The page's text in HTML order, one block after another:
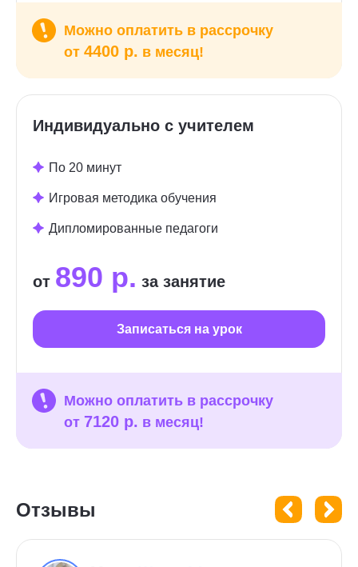
Можно оплатить в рассрочку
от 4400 р. в месяц!
Индивидуально с учителем
По 20 минут
Игровая методика обучения
Дипломированные педагоги
от 890 р. за занятие
Записаться на урок
Можно оплатить в рассрочку
от 7120 р. в месяц!
Отзывы